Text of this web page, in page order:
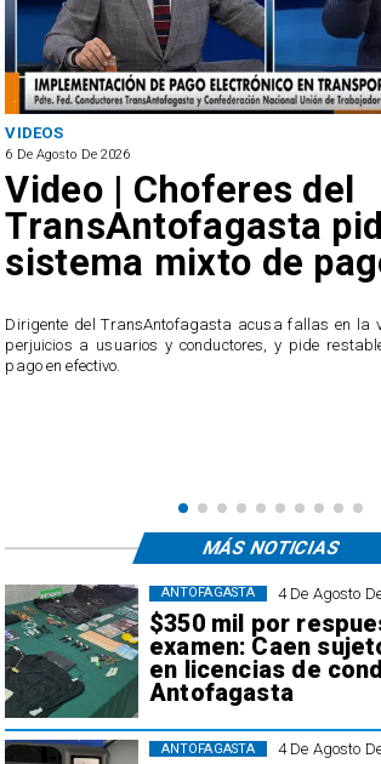
VIDEOS
6 De Agosto De 2026
Video | Choferes del
TransAntofagasta
sistema mixto de
​Dirigente del TransAntofagasta acusa fallas en la
perjuicios a usuarios y conductores, y pide
pago en efectivo.
4 De Agosto
$350 mil por
examen: Caen
en licencias de
Antofagasta
ANTOFAGASTA
4 De Agosto
ANTOFAGASTA
MÁS NOTICIAS